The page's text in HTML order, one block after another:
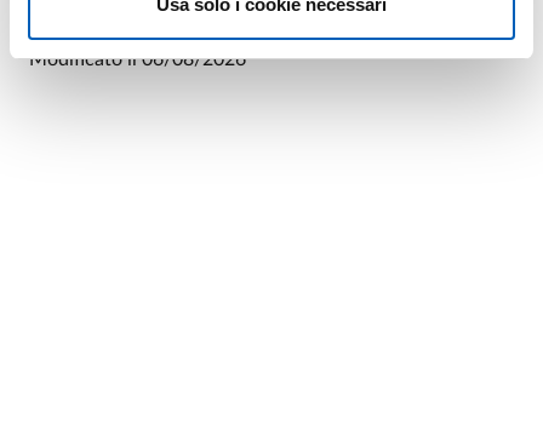
Modificato il06/08/2026